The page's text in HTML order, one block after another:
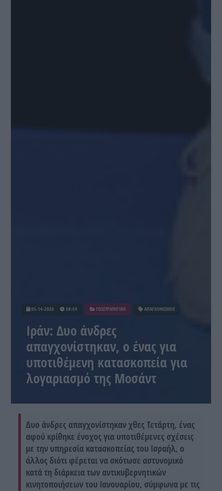
05-14-2026 08:54 ΓΕΩΣΤΡΑΤΗΓΙΚΗ ΑΠΑΓΧΟΝΙΣΜΟΣ
Ιράν: Δυο άνδρες
απαγχονίστηκαν, ο ένας για
υποτιθέμενη κατασκοπεία για
λογαριασμό της Μοσάντ
Δυο άνδρες απαγχονίστηκαν χθες Τετάρτη, ένας
αφού κρίθηκε ένοχος για υποτιθέμενες σχέσεις
με την υπηρεσία κατασκοπείας του Ισραήλ, ο
άλλος διότι φέρεται να σκότωσε αστυνομικό
κατά τη διάρκεια των αντικυβερνητικών
κινητοποιήσεων του Ιανουαρίου, σύμφωνα με τις